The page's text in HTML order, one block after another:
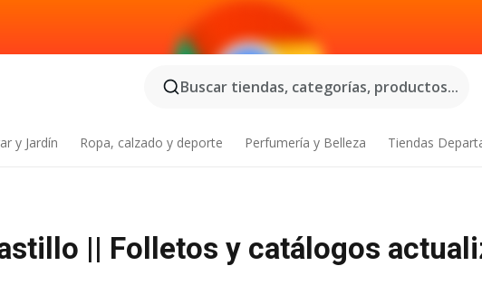
Buscar tiendas, categorías, productos...
y Jardín Ropa, calzado y deporte Perfumería y Belleza Tiendas
|| Folletos y catálogos